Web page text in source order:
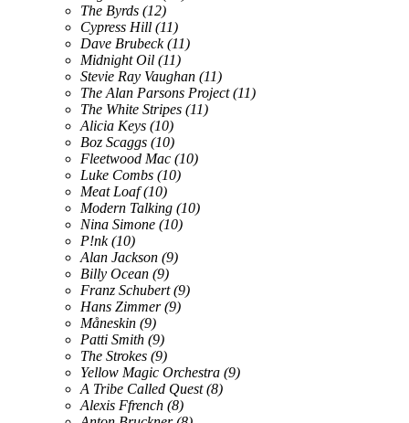
The Byrds (12)
Cypress Hill (11)
Dave Brubeck(11)
Midnight Oil (11)
Stevie Ray Vaughan (11)
The Alan Parsons Project (11)
The White Stripes (11)
Alicia Keys (10)
Boz Scaggs (10)
Fleetwood Mac (10)
Luke Combs (10)
Meat Loaf (10)
Modern Talking (10)
Nina Simone (10)
P!nk (10)
Alan Jackson (9)
Billy Ocean (9)
Franz Schubert(9)
Hans Zimmer(9)
Måneskin (9)
Patti Smith (9)
The Strokes (9)
Yellow Magic Orchestra (9)
A Tribe Called Quest (8)
Alexis Ffrench (8)